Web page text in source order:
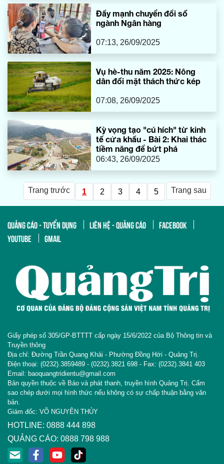
Đẩy mạnh chuyển đổi số
ngành Ngân hàng
07:13, 26/09/2025
Vụ hè-thu năm 2025: Nông
dân đối mặt thách thức kép
07:08, 26/09/2025
Kỳ vọng tạo "cú hích" từ kinh
tế cửa khẩu - Bài 2: Khai thác
tiềm năng để bứt phá
06:43, 26/09/2025
Trang trước 1 2 3 4 5 Trang sau
QUẢNG CÁO - TUYỂN DỤNG LIÊN HỆ - QUẢNG CÁO
FACEBOOK
YOUTUBE
GMAIL
Giấy phép số 305/GP-BTTTT cấp ngày 15/6/2022 của Bộ Thông tin và
Truyền thông
Địa chỉ: Đường Trần Quang Khải - Phường Đồng Hới - Quảng Trị.
Điện thoại: (0232).3859489 - (0232).3821 698 - Fax: (0232).3841 403
Email: baoquangtridientu@gmail.com
Bản quyền thuộc về Báo và phát thanh, truyền hình Quảng Trị. Cấm
sao chép dưới mọi hình thức nếu không có sự chấp thuận bằng văn
bản.
Giám đốc: VÕ NGUYÊN THỦY
HOTLINE: 0888 444 898
QUẢNG CÁO: 0888 798 988